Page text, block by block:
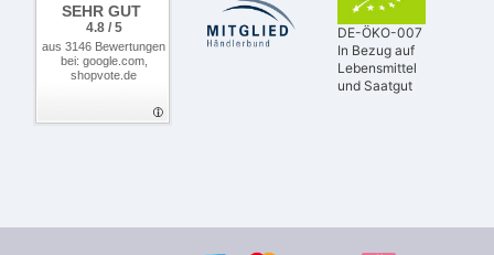
SEHR GUT
4.8 / 5
aus 3146 Bewertungen
bei: google.com,
shopvote.de
DE-ÖKO-007
In Bezug auf
Lebensmittel
und Saatgut